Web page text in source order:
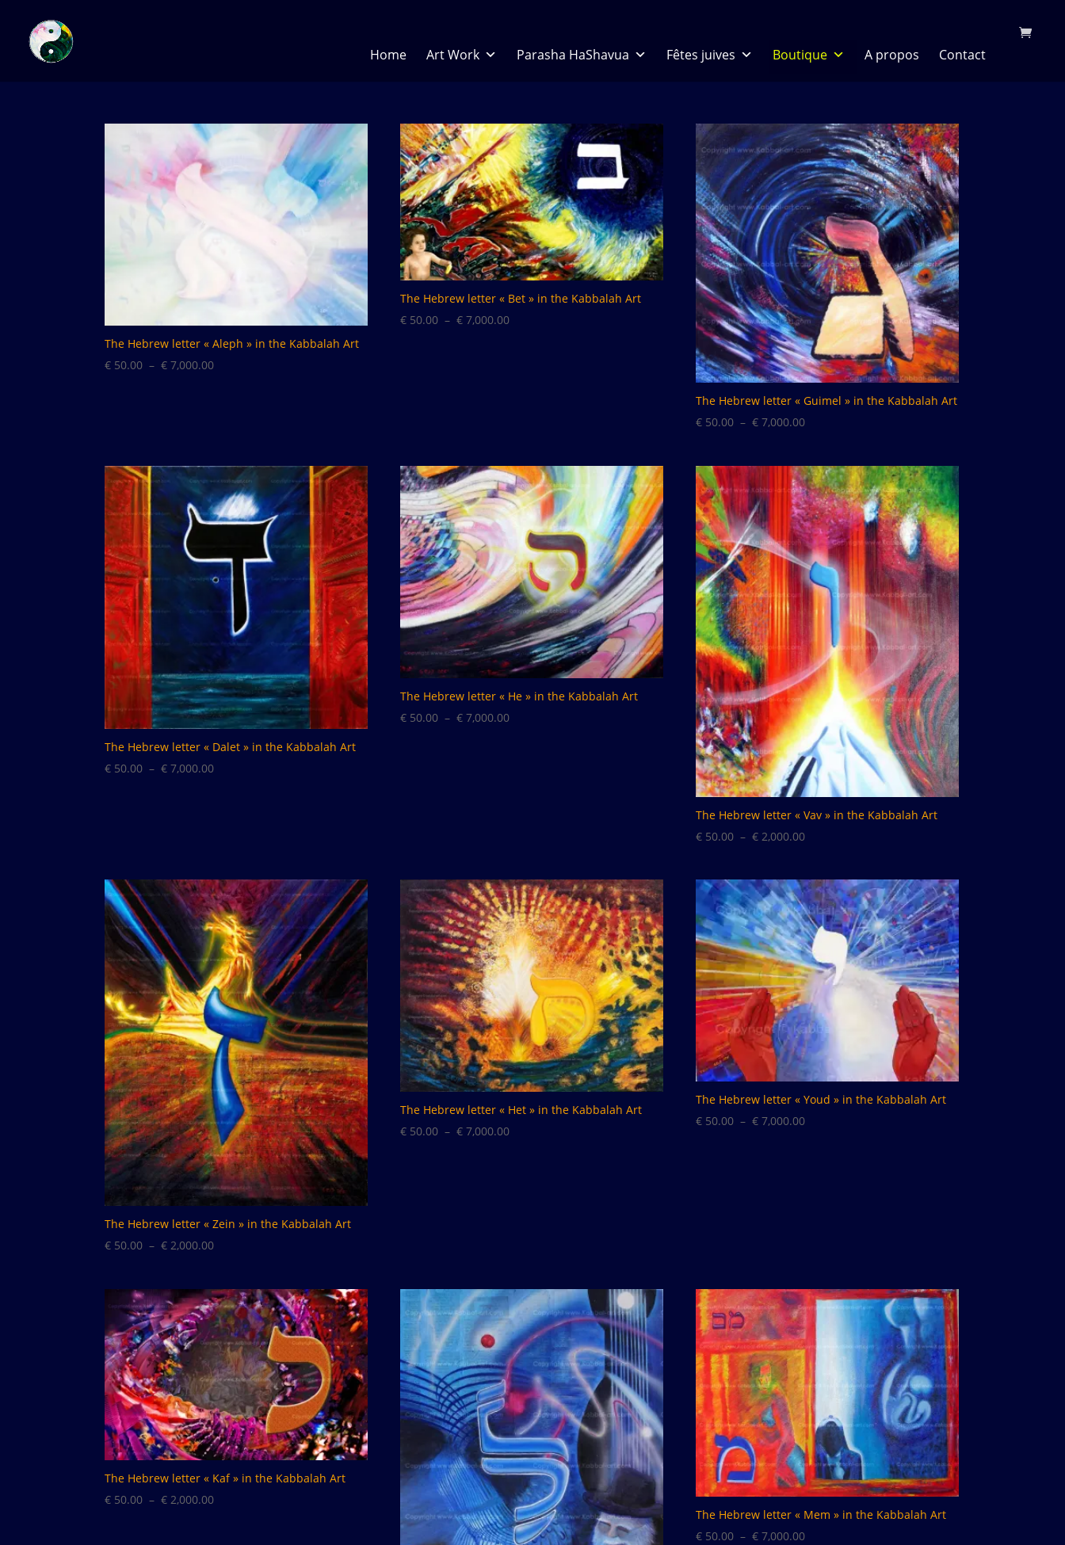
Home Art Work Parasha HaShavua Fêtes juives Boutique A propos Contact
The Hebrew letter « Aleph » in the Kabbalah Art
€ 50.00 – € 7,000.00Plage
€ 7,000.00
The Hebrew letter « Bet » in the Kabbalah Art
€ 50.00 – € 7,000.00Plage
The Hebrew letter « Guimel » in the Kabbalah Art
€ 50.00 – € 7,000.00Plage
prix :
€ 50.00
à
€ 7,000.00
The Hebrew letter « Dalet » in the Kabbalah Art
€ 50.00 – € 7,000.00Plage
The Hebrew letter « He » in the Kabbalah Art
€ 50.00 – € 7,000.00Plage
The Hebrew letter « Vav » in the Kabbalah Art
€ 50.00 – € 2,000.00Plage
prix :
€ 50.00
à
€ 2,000.00
The Hebrew letter « Zein » in the Kabbalah Art
€ 50.00 – € 2,000.00Plage
prix :
€ 50.00
à
€ 2,000.00
The Hebrew letter « Het » in the Kabbalah Art
€ 50.00 – € 7,000.00Plage
The Hebrew letter « Youd » in the Kabbalah Art
€ 50.00 – € 7,000.00Plage
The Hebrew letter « Kaf » in the Kabbalah Art
€ 50.00 – € 2,000.00Plage
The Hebrew letter « Mem » in the Kabbalah Art
€ 50.00 – € 7,000.00Plage